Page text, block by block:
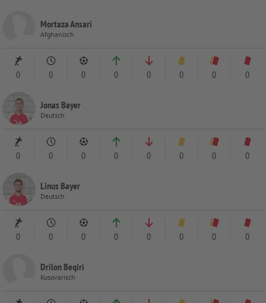
Mortaza Ansari
Afghanisch
0 0 0 0 0 0 0 0
Jonas Bayer
Deutsch
0 0 0 0 0 0 0 0
Linus Bayer
Deutsch
0 0 0 0 0 0 0 0
Drilon Beqiri
Kosovarisch